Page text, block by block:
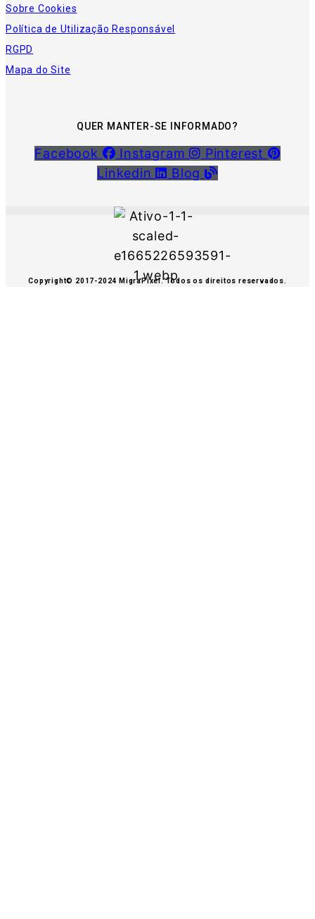
Sobre Cookies
Política de Utilização Responsável
RGPD
Mapa do Site
QUER MANTER-SE INFORMADO?
Facebook Instagram
Pinterest
Linkedin
Blog
Copyright© 2017-2024 MigraPixel. Todos os direitos reservados.